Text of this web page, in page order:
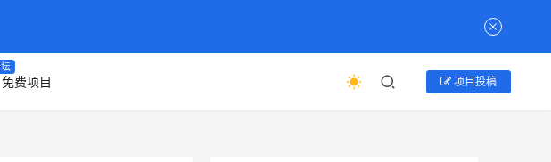
免费项目 项目投稿